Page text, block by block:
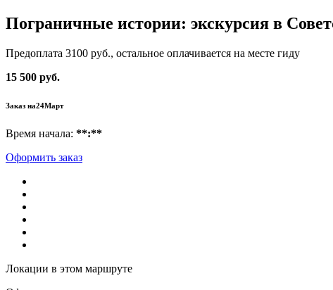
Пограничные истории: экскурсия в
Предоплата 3100 руб., остальное оплачивается на месте гиду
15 500 руб.
Заказ на24Март
Время начала: **:**
Оформить заказ
Локации в этом маршруте